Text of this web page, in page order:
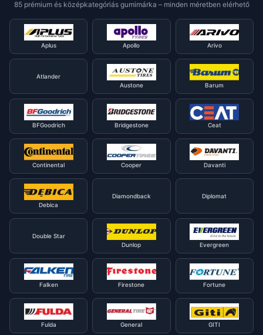
85 prémium és középkategóriás gumimárka – minden méretben elérhető
Aplus Apollo Arivo
Atlander
Austone
Barum
BFGoodrich Bridgestone Ceat
Continental Cooper Davanti
Debica
Diamondback Diplomat
Double Star
Dunlop
Evergreen
Falken Firestone Fortune
Fulda General GITI